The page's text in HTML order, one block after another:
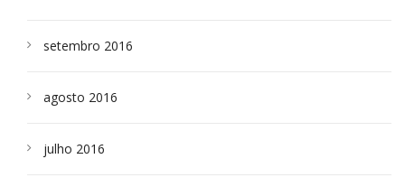
setembro 2016
agosto 2016
julho 2016